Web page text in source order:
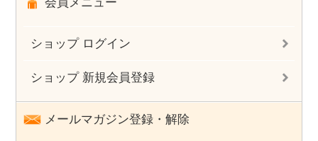
ショップ ログイン
ショップ 新規会員登録
メールマガジン登録・解除